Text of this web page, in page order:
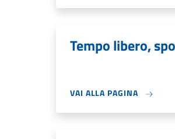
Tempo libero,
VAI ALLA PAGINA